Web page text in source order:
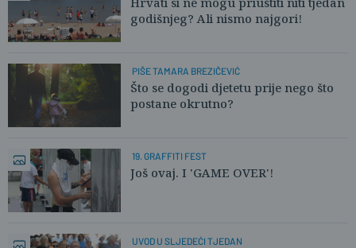
godišnjeg? Ali nismo najgori!
PIŠE TAMARA BREZIČEVIĆ
Što se dogodi djetetu prije nego što
postane okrutno?
19. GRAFFITI FEST
Još ovaj. I 'GAME OVER'!
UVOD U SLJEDEĆI TJEDAN